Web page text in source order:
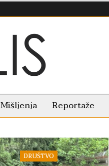
Mišljenja Reportaže
DRUŠTVO